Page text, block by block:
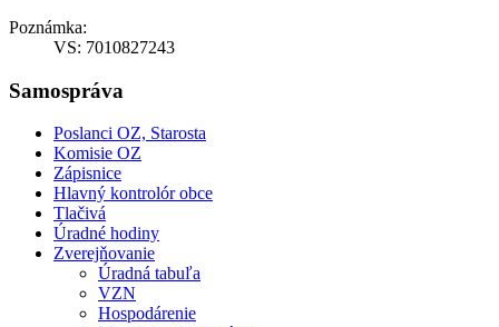
Poznámka:
VS: 7010827243
Samospráva
Poslanci OZ, Starosta
Komisie OZ
Zápisnice
Hlavný kontrolór obce
Tlačivá
Úradné hodiny
Zverejňovanie
Úradná tabuľa
VZN
Hospodárenie